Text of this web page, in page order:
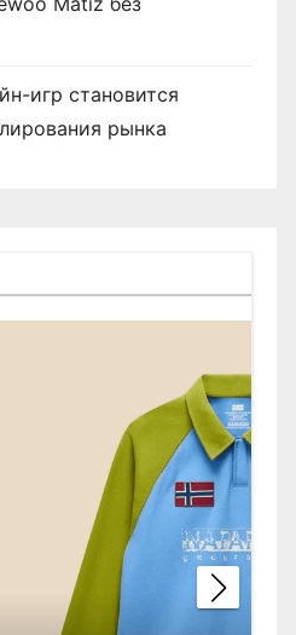
игр становится
рынка